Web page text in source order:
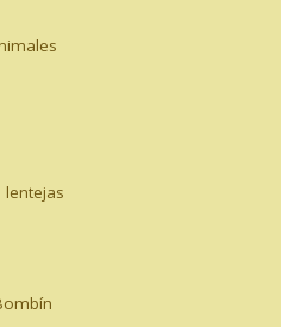
lentejas